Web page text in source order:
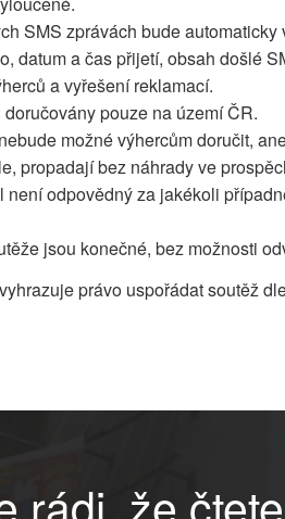
SMS zprávách bude
datum a čas přijetí, obsah došlé
a vyřešení reklamací.
pouze na území ČR.
možné výhercům doručit,
propadají bez náhrady ve
není odpovědný za jakékoli
jsou konečné, bez možnosti
právo uspořádat soutěž
rádi, že